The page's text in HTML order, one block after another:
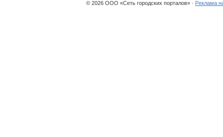
© 2026 ООО «Сеть городских порталов» · Реклама